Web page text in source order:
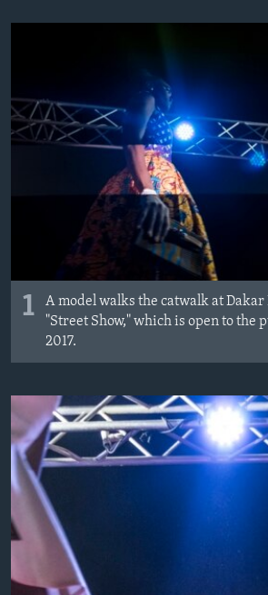
ÇAND Û HUNER
SERNIVÎS
Learning English
1
A model walks the catwalk at Dakar
"Street Show," which is open to the
2017.